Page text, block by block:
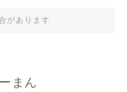
があります
まん